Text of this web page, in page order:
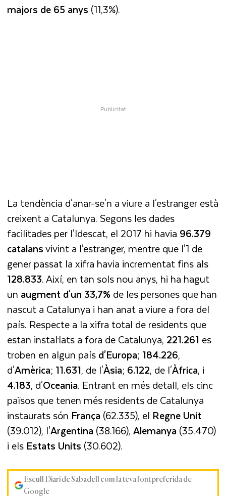
majors de 65 anys (11,3%).
La tendència d'anar-se'n a viure a l'estranger està
creixent a Catalunya. Segons les dades
facilitades per l'Idescat, el 2017 hi havia 96.379
catalansvivint a l'estranger, mentre que l'1 de
gener passat la xifra havia incrementat fins als
128.833. Així, en tan sols nou anys, hi ha hagut
un augment d'un 33,7% de les persones que han
nascut a Catalunya i han anat a viure a fora del
país. Respecte a la xifra total de residents que
estan instal·lats a fora de Catalunya, 221.261 es
troben en algun paísd'Europa; 184.226,
d'Amèrica; 11.631, de l'Àsia; 6.122, de l'Àfrica, i
4.183, d'Oceania. Entrant en més detall, els cinc
països que tenen més residents de Catalunya
instaurats són França(62.335), el Regne Unit
(39.012), l'Argentina(38.166),Alemanya(35.470)
i els Estats Units (30.602).
Escull Diari de Sabadell com la teva font preferida de
Google